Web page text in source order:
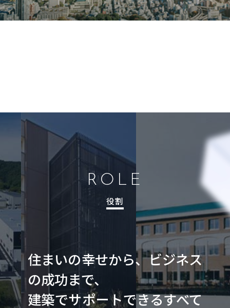
ROLE
役割
住まいの幸せから、ビジネス
の成功まで、
建築でサポートできるすべて